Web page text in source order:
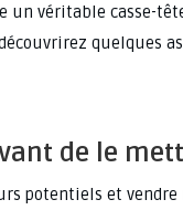
un véritable casse-
quelques
de le
potentiels et